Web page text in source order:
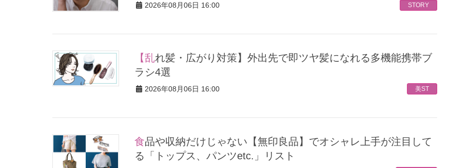
2026年08月06日 16:00 STORY
【乱れ髪・広がり対策】外出先で即ツヤ髪になれる多機能携帯ブ
ラシ4選
2026年08月06日 16:00 美ST
食品や収納だけじゃない【無印良品】でオシャレ上手が注目して
る「トップス、パンツetc.」リスト